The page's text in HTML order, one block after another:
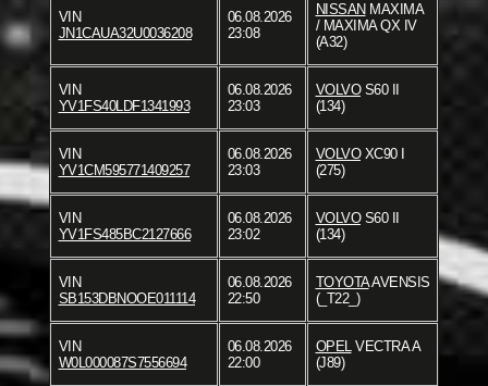
VIN
JN1CAUA32U0036208
06.08.2026
23:08
NISSAN MAXIMA
/ MAXIMA QX IV
(A32)
VIN
YV1FS40LDF1341993
06.08.2026
23:03
VOLVOS60 II
(134)
VIN
YV1CM595771409257
06.08.2026
23:03
VOLVOXC90 I
(275)
VIN
YV1FS485BC2127666
06.08.2026
23:02
VOLVOS60 II
(134)
VIN
SB153DBNOOE011114
06.08.2026
22:50
TOYOTAAVENSIS
(_T22_)
VIN
W0L000087S7556694
06.08.2026
22:00
OPELVECTRA A
(J89)